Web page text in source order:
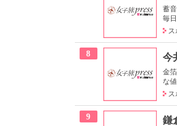
蓄
毎
8 今
金
な
9 鎌